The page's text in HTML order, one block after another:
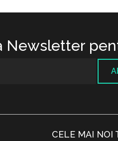
Newsletter
CELE MAI NOI